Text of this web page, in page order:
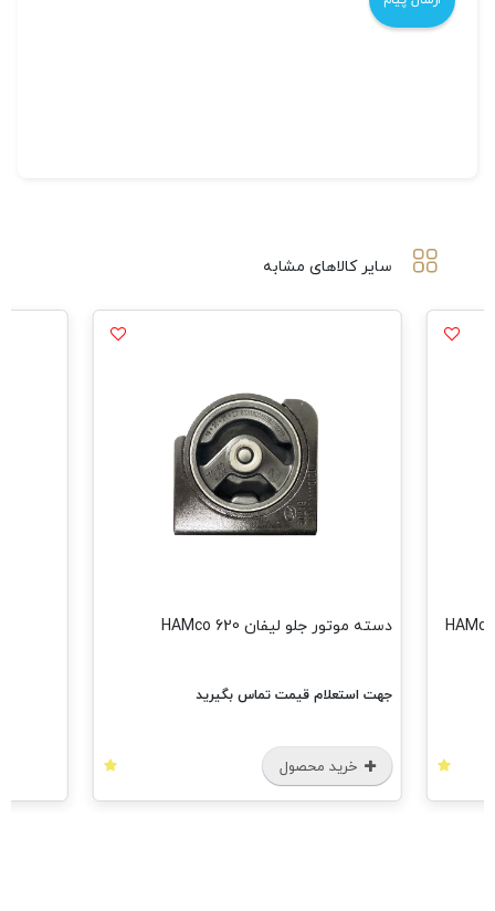
سایر کالاهای مشابه
دسته موتور جلو لیفان 620 HAMco
جهت استعلام قیمت تماس بگیرید
خرید محصول